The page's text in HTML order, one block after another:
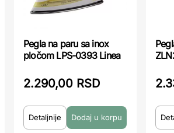
Pegla na paru sa inox
pločom LPS-0393 Linea
2.290,00 RSD
Detaljnije